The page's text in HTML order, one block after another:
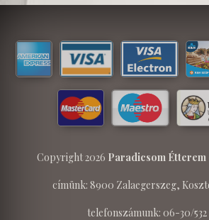
Copyright 2026 Paradicsom
címünk: 8900 Zalaegerszeg,
telefonszámunk: 06-30/532